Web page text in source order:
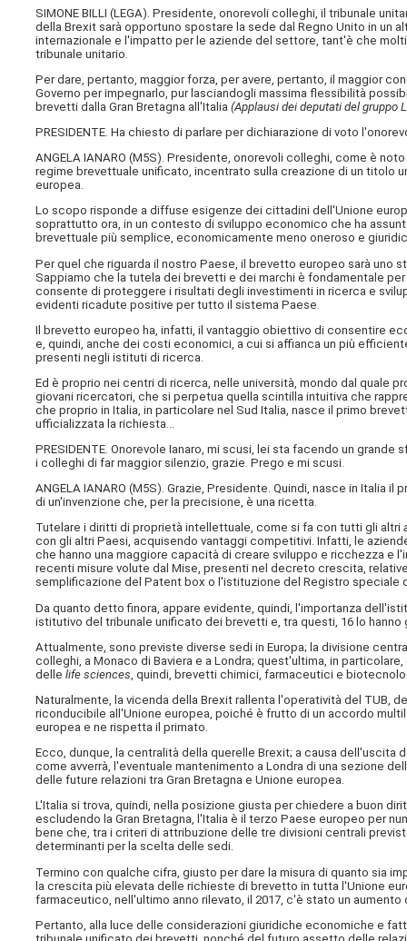
SIMONE BILLI (LEGA). Presidente, onorevoli colleghi, il tribunale
della Brexit sarà opportuno spostare la sede dal Regno Unito in un
internazionale e l'impatto per le aziende del settore, tant'è che
tribunale unitario.
Per dare, pertanto, maggior forza, per avere, pertanto, il maggior
Governo per impegnarlo, pur lasciandogli massima flessibilità
brevetti dalla Gran Bretagna all'Italia(Applausi dei deputati del gruppo
PRESIDENTE. Ha chiesto di parlare per dichiarazione di voto
ANGELA IANARO (M5S). Presidente, onorevoli colleghi, come è
regime brevettuale unificato, incentrato sulla creazione di un titolo
europea.
Lo scopo risponde a diffuse esigenze dei cittadini dell'Unione
soprattutto ora, in un contesto di sviluppo economico che ha
brevettuale più semplice, economicamente meno oneroso e
Per quel che riguarda il nostro Paese, il brevetto europeo sarà
Sappiamo che la tutela dei brevetti e dei marchi è fondamentale
consente di proteggere i risultati degli investimenti in ricerca e
evidenti ricadute positive per tutto il sistema Paese.
Il brevetto europeo ha, infatti, il vantaggio obiettivo di consentire
e, quindi, anche dei costi economici, a cui si affianca un più
presenti negli istituti di ricerca.
Ed è proprio nei centri di ricerca, nelle università, mondo dal quale
giovani ricercatori, che si perpetua quella scintilla intuitiva che
che proprio in Italia, in particolare nel Sud Italia, nasce il primo
ufficializzata la richiesta…
PRESIDENTE. Onorevole Ianaro, mi scusi, lei sta facendo un
i colleghi di far maggior silenzio, grazie. Prego e mi scusi.
ANGELA IANARO (M5S). Grazie, Presidente. Quindi, nasce in Italia
di un'invenzione che, per la precisione, è una ricetta.
Tutelare i diritti di proprietà intellettuale, come si fa con tutti gli altri
con gli altri Paesi, acquisendo vantaggi competitivi. Infatti, le
che hanno una maggiore capacità di creare sviluppo e ricchezza e
recenti misure volute dal Mise, presenti nel decreto crescita,
semplificazione del Patent box o l'istituzione del Registro speciale
Da quanto detto finora, appare evidente, quindi, l'importanza
istitutivo del tribunale unificato dei brevetti e, tra questi, 16 lo hanno
Attualmente, sono previste diverse sedi in Europa; la divisione
colleghi, a Monaco di Baviera e a Londra; quest'ultima, in
dellelife sciences , quindi, brevetti chimici, farmaceutici e
Naturalmente, la vicenda della Brexit rallenta l'operatività del TUB,
riconducibile all'Unione europea, poiché è frutto di un accordo
europea e ne rispetta il primato.
Ecco, dunque, la centralità della querelle Brexit; a causa dell'uscita
come avverrà, l'eventuale mantenimento a Londra di una sezione
delle future relazioni tra Gran Bretagna e Unione europea.
L'Italia si trova, quindi, nella posizione giusta per chiedere a buon
escludendo la Gran Bretagna, l'Italia è il terzo Paese europeo per
bene che, tra i criteri di attribuzione delle tre divisioni centrali
determinanti per la scelta delle sedi.
Termino con qualche cifra, giusto per dare la misura di quanto sia
la crescita più elevata delle richieste di brevetto in tutta l'Unione
farmaceutico, nell'ultimo anno rilevato, il 2017, c'è stato un
Pertanto, alla luce delle considerazioni giuridiche economiche e